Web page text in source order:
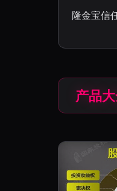
隆金宝信
产品